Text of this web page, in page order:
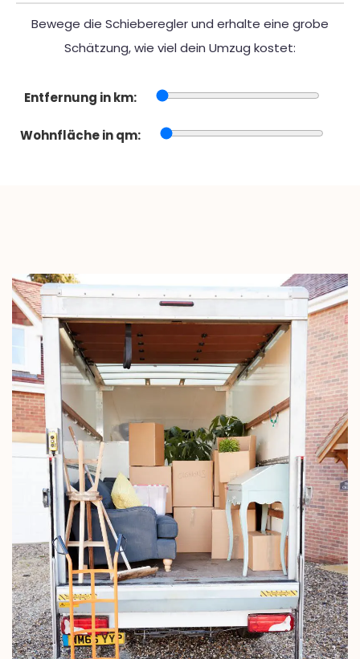
Bewege die Schieberegler und erhalte eine grobe
Schätzung, wie viel dein Umzug kostet:
Entfernung in km:
Wohnfläche in qm: